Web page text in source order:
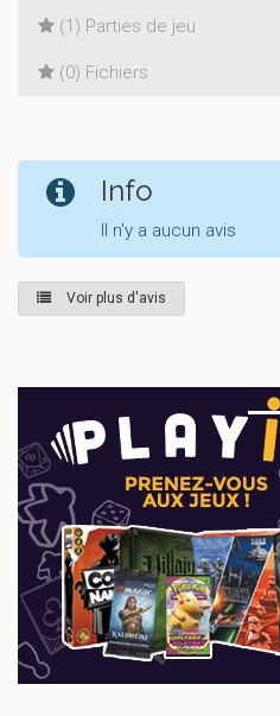
(1) Parties de jeu
(0) Fichiers
Info
Il n'y a aucun avis
Voir plus d'avis